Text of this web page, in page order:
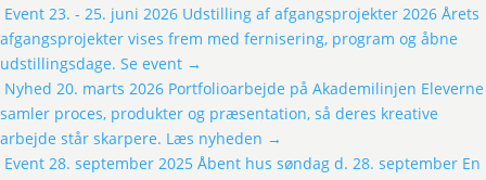
Event 23. - 25. juni 2026 Udstilling af afgangsprojekter 2026 Årets
afgangsprojekter vises frem med fernisering, program og åbne
udstillingsdage. Se event →
Nyhed 20. marts 2026 Portfolioarbejde på Akademilinjen Eleverne
samler proces, produkter og præsentation, så deres kreative
arbejde står skarpere. Læs nyheden →
Event 28. september 2025 Åbent hus søndag d. 28. september En